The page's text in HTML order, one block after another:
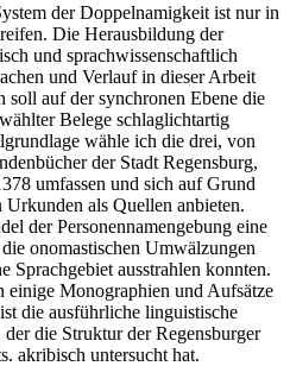
der Doppelnamigkeit ist nur in
Die Herausbildung der
und sprachwissenschaftlich
und Verlauf in dieser Arbeit
soll auf der synchronen Ebene die
Belege schlaglichtartig
wähle ich die drei, von
der Stadt Regensburg,
umfassen und sich auf Grund
als Quellen anbieten.
der Personennamengebung eine
onomastischen Umwälzungen
Sprachgebiet ausstrahlen konnten.
einige Monographien und Aufsätze
die ausführliche linguistische
die Struktur der Regensburger
akribisch untersucht hat.